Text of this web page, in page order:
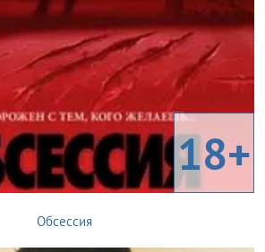
18+
Обсессия